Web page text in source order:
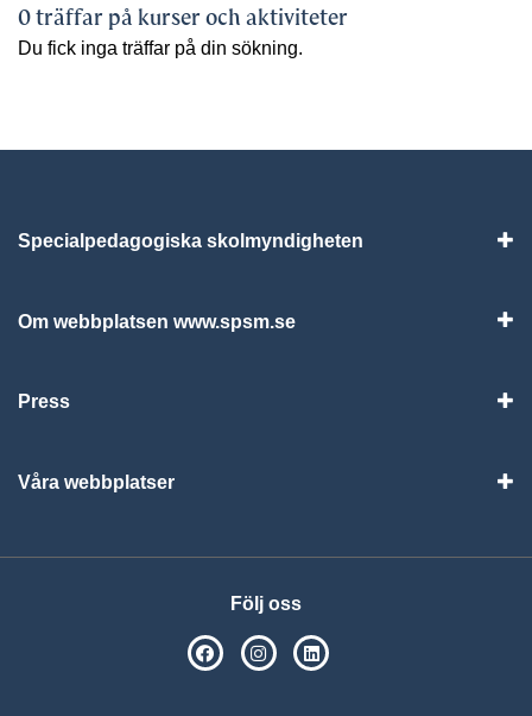
0 träffar på kurser och aktiviteter
Du fick inga träffar på din sökning.
Specialpedagogiska skolmyndigheten
Om webbplatsen www.spsm.se
Press
Våra webbplatser
Följ oss
SPSM på Facebook
SPSM på Instagram